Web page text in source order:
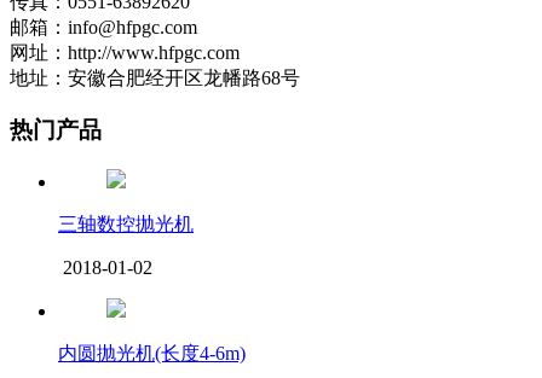
邮箱：info@hfpgc.com
网址：http://www.hfpgc.com
地址：安徽合肥经开区龙幡路68号
热门产品
三轴数控抛光机
2018-01-02
内圆抛光机(长度4-6m)